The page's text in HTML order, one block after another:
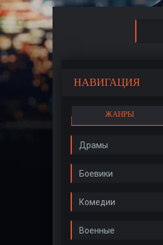
НАВИГАЦИЯ
ЖАНРЫ
Драмы
Боевики
Комедии
Военные